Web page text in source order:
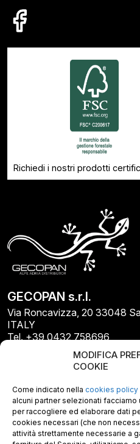
MODIFICA
COOKIE
Come indicato nella cookies policy
alcuni partner selezionati
per raccogliere ed elaborare dati
cookies necessari (che non
attività strettamente necessarie a
Richiedi i nostri prodotti
GECOPAN s.r.l.
Via Roncavizza, 20 33048
ITALY
Tel. +39 0432 758696
E-mail: info@gecopan.it
E-mail PEC: gecopan@pec.it
P.I. E C.F. 02487660306
N. REA UD 264834
Capitale sociale € 30.000